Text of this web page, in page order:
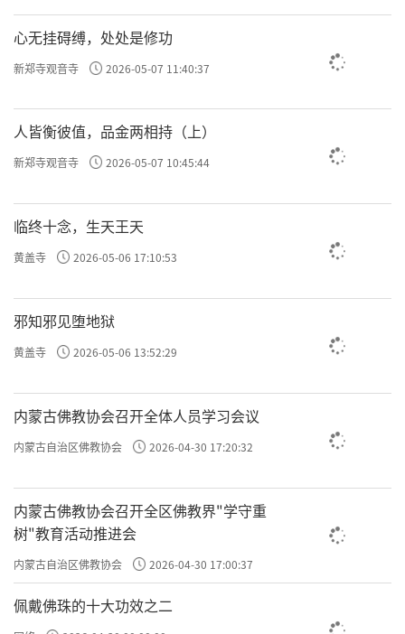
心无挂碍缚，处处是修功
新郑寺观音寺 2026-05-07 11:40:37
人皆衡彼值，品金两相持（上）
新郑寺观音寺 2026-05-07 10:45:44
临终十念，生天王天
黄盖寺 2026-05-06 17:10:53
邪知邪见堕地狱
黄盖寺 2026-05-06 13:52:29
内蒙古佛教协会召开全体人员学习会议
内蒙古自治区佛教协会 2026-04-30 17:20:32
内蒙古佛教协会召开全区佛教界"学守重
树"教育活动推进会
内蒙古自治区佛教协会 2026-04-30 17:00:37
佩戴佛珠的十大功效之二